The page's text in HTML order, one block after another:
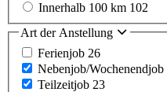
Innerhalb 100 km 102
Art der Anstellung
Ferienjob 26
Nebenjob/Wochenendjob
Teilzeitjob 23